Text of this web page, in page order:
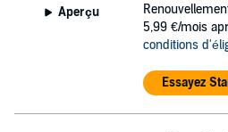
Aperçu
5,99 €/mois
conditions
Essayez